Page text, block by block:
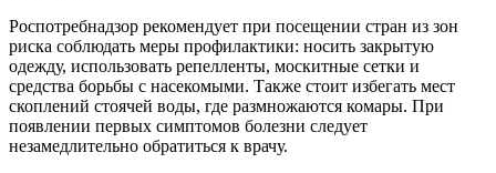
Роспотребнадзор рекомендует при посещении стран из зон
рис­ка соблюдать меры профилактики: носить закрытую
одежду, использовать репелленты, мос­китные сетки и
средства борьбы с насекомыми. Также стоит избегать мест
скоплений стоячей воды, где размножаются комары. При
появлении первых симптомов болезни следует
незамедлительно обратиться к врачу.